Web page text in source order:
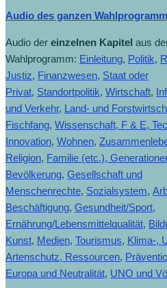
Audio des ganzen
Audio der einzelnen Kapitel aus
Wahlprogramm: Einleitung, Politik,
Justiz, Finanzwesen, Staat oder
Privat, Standortpolitik, Wirtschaft,
und Verkehr, Land- und
Fischfang, Wissenschaft, F & E,
Innovation, Wohnen,
Religion, Familie (etc.),
Bevölkerung, Gesellschaft und
Menschenrechte, Sozialsystem,
Beschäftigung, Gesundheit/Sport,
Ernährung/Lebensmittelqualität,
Kunst, Medien, Tourismus, Klima-,
Artenschutz, Ressourcen,
Europa und Neutralität, UNO und